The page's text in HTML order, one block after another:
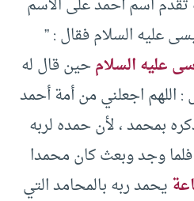
عليه السلام فقال : ”
عليه السلامحين قال له
: اللهم اجعلني من أمة أحمد
بمحمد ، لأن حمده لربه
وجد وبعث كان محمدا
يحمد ربه بالمحامد التي